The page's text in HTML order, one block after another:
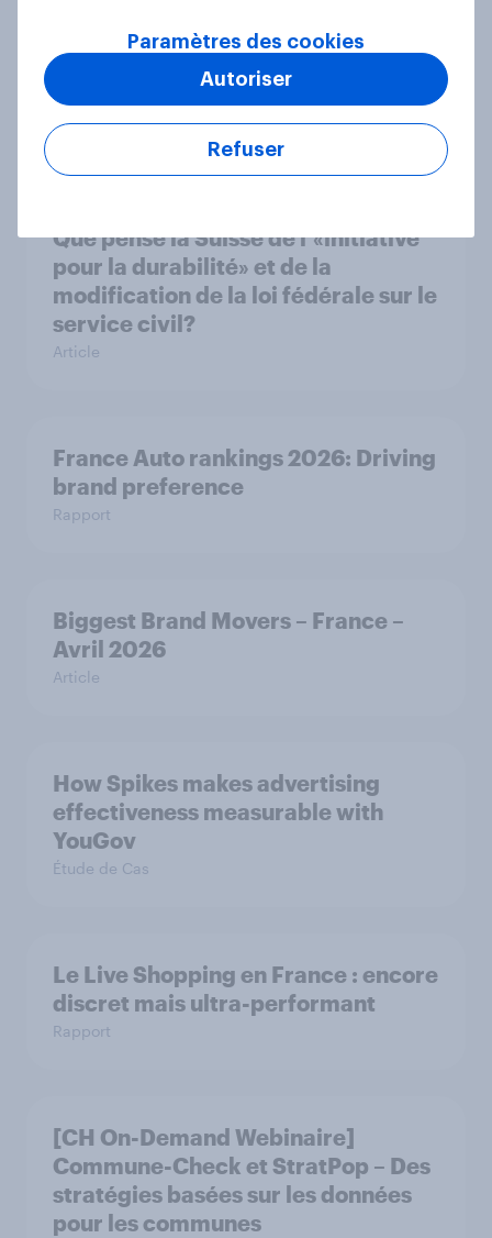
Flying high: France airline rankings
2026
Rapport
Que pense la Suisse de l’«initiative
pour la durabilité» et de la
modification de la loi fédérale sur le
service civil?
Article
France Auto rankings 2026: ​Driving
brand preference
Rapport
Biggest Brand Movers – France –
Avril 2026
Article
How Spikes makes advertising
effectiveness measurable with
YouGov
Étude de Cas
Le Live Shopping en France : encore
discret mais ultra-performant
Rapport
[CH On-Demand Webinaire]
Commune-Check et StratPop – Des
stratégies basées sur les données
pour les communes
Paramètres des cookies
Refuser
Autoriser